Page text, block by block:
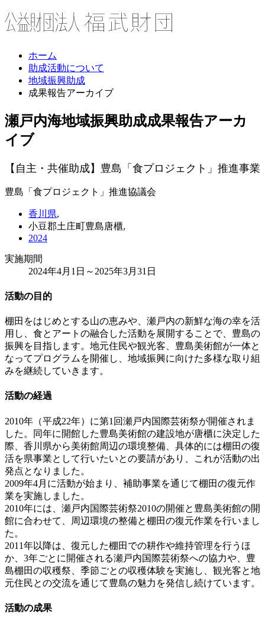
ホーム
助成活動について
地域振興助成
成果報告アーカイブ
瀬戸内海地域振興助成成果報告アーカ
イブ
【自主・共催助成】豊島「食プロジェクト」推進事業
豊島「食プロジェクト」推進協議会
香川県,
小豆郡土庄町豊島唐櫃,
2024
実施期間
2024年4月1日～2025年3月31日
活動の目的
棚田をはじめとする山の恵みや、瀬戸内の新鮮な海の幸を活
用し、食とアートの融合した活動を展開することで、豊島の
振興を目指します。地元住民や観光客、豊島美術館が一体と
なってプログラムを開催し、地域振興に向けた多様な取り組
みを継続していきます。
活動の経過
2010年（平成22年）に第1回瀬戸内国際芸術祭が開催されま
した。同年に開館した豊島美術館の建設地が唐櫃に決定した
際、香川県から美術館周辺の環境整備、具体的には棚田の復
活を県事業として行いたいとの要請があり、これが活動の出
発点となりました。
2009年4月に活動が始まり、補助事業を通じて棚田の復元作
業を実施しました。
2010年には、瀬戸内国際芸術祭2010の開催と豊島美術館の開
館に合わせて、周辺環境の整備と棚田の復元作業を行いまし
た。
2011年以降は、復元した棚田での耕作や維持管理を行うほ
か、3年ごとに開催される瀬戸内国際芸術祭への協力や、豊
島棚田の収穫祭、季節ごとの収穫体験を実施し、観光客と地
元住民との交流を通じて豊島の魅力を発信し続けています。
活動の成果